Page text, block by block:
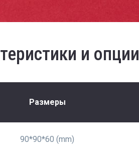
и опции
Размеры
90*90*60 (mm)